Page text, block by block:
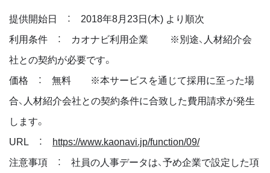
提供開始日 ： 2018年8月23日(木) より順次
利用条件 ： カオナビ利用企業 ※別途、人材紹介会
社との契約が必要です。
価格 ： 無料 ※本サービスを通じて採用に至った場
合、人材紹介会社との契約条件に合致した費用請求が発生
します。
URL ： https://www.kaonavi.jp/function/09/
注意事項 ： 社員の人事データは、予め企業で設定した項